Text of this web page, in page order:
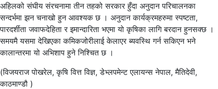
अहिलको संघीय संरचनामा तीन तहको सरकार हुँदा अनुदान परिचालनका
सन्दर्भमा झन चनाखो हुन आवश्यक छ । अनुदान कार्यक्रमहरुमा स्पष्टता,
पारदर्शीता जवाफदेहिता र इमान्दारिता भएमा यो कृषिका लागि बरदान हुनसक्छ ।
समयमै यसमा देखिएका कमिकजोरीलाई केलाएर ब्यवस्थि गर्न सकिएन भने
कालान्तरमा यो अभिशाप हुने निश्चित छ ।
(विजयराज पोखरेल, कृषि वित्त विज्ञ, डेभ्लपमेन्ट एलायन्स नेपाल, मैतिदेवी,
काठमाण्डौ )